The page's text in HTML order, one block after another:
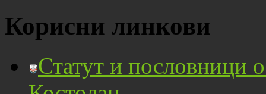
Корисни линкови
Статут и пословници